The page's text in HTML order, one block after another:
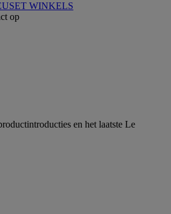
WINKELS
op
en het laatste Le